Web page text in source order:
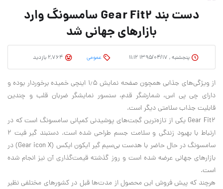
دست‌ بند Gear Fit2 سامسونگ وارد
بازارهای جهانی شد
پنجشنبه , ۱۳۹۵/۰۴/۱۷ ۱۱:۱۲ عمومی
از ویژگی‌های جذابی همچون صفحه نمایش ۱٫۵ اینچی خمیده برخوردار بوده و
دارای چی پی اس، شمارشگر قدم، سنسور نمایشگر ضربان قلب و چندین
قابلیت جذاب سلامتی دیگر است.
Gear Fit2 یکی از تازه‌ترین گجت‌های پوشیدنی کمپانی سامسونگ است که در
ارتباط با بهبود زندگی و سلامت جسم طراحی شده است. دستبند گیر فیت ۲
سامسونگ در حال حاضر با هدست بی‌سیم گیر آیکون ایکس (Gear icon X) در
بازارهای جهانی عرضه شده است و روز گذشته قیمت‌گذاری آن نیز انجام شده
است.
هرچند که پیش فروش این محصول از مدت‌ها قبل در کشور‌های مختلفی نظیر